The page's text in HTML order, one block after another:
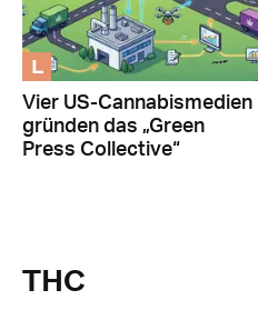
L
Vier US-Cannabismedien
gründen das „Green
Press Collective“
THC